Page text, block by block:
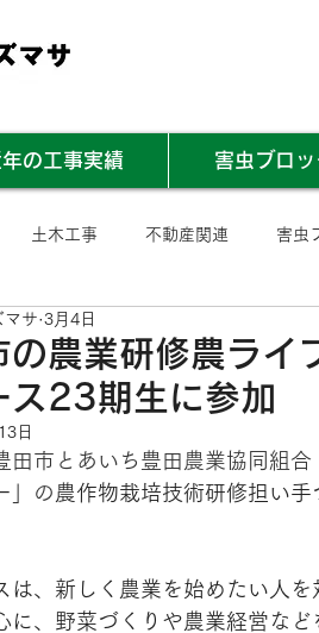
の工事実績 害虫ブロッ
土木工事 不動産関連 害虫
その他
の農業研修農ライ
ス23期生に参加
マサ 3月4日
日
田市とあいち豊田農業協同組合
」の 農作物栽培技術研修担い
は、新しく農業を始めたい人
に、野菜づくりや農業経営な